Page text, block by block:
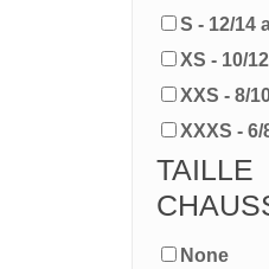
S - 12/14
XS - 10/
XXS - 8/
XXXS - 6/
TAILLE
None